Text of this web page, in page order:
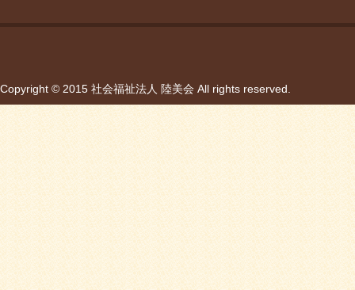
Copyright © 2015 社会福祉法人 陸美会 All rights reserved.